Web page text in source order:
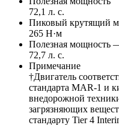
72,1 л. с.
Пиковый крутящий
265 Н·м
Полезная мощность
72,7 л. с.
Примечание
†Двигатель
стандарта MAR-1 и
внедорожной
загрязняющих
стандарту Tier 4